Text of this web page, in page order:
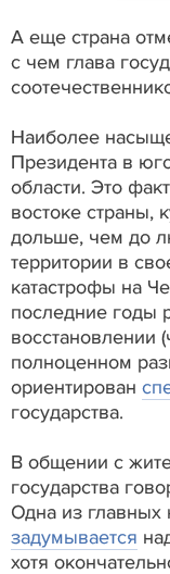
А еще страна
с чем глава
Наиболее
Президента в
области. Это
востоке страны,
дольше, чем до
территории в
катастрофы на
последние годы
восстановлении
полноценном
ориентирован
государства.
В общении с
государства
Одна из главных
задумывается
хотя